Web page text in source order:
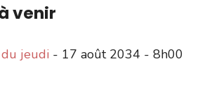
venir
jeudi - 17 août 2034 - 8h00